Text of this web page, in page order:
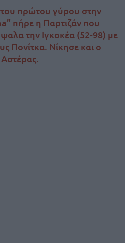
του πρώτου γύρου στην
πήρε η Παρτιζάν που
την Ιγκοκέα (52-98) με
Πονίτκα. Νίκησε και ο